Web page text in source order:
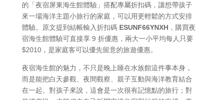
的「夜宿屏東海生館體驗」搭配專屬折扣碼，讓想帶孩子
來一場海洋主題小旅行的家庭，可以用更輕鬆的方式安排
體驗。原文提到結帳輸入折扣碼 ESUNF66YNXH，購買夜
宿海生館體驗可直接享 9 折優惠，兩大一小平均每人只要
$2010，是家庭客可以優先留意的旅遊優惠。
夜宿海生館的魅力，不只是晚上睡在水族館這件事本身，
而是能把白天參觀、夜間觀察、親子互動與海洋教育結合
在一起。對孩子來說，這會是一次很有記憶點的旅行；對